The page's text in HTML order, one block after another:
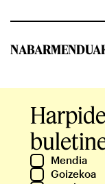
Mendia
Goizekoa